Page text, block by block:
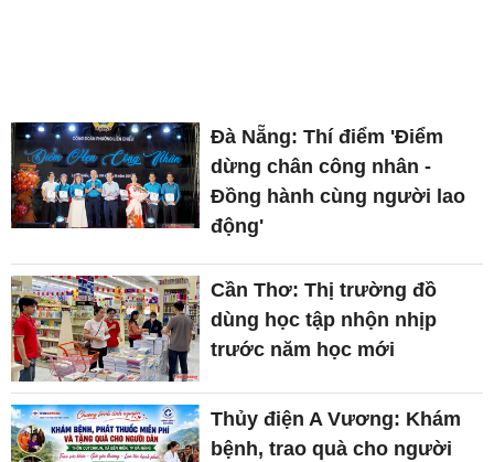
Đà Nẵng: Thí điểm 'Điểm
dừng chân công nhân -
Đồng hành cùng người lao
động'
Cần Thơ: Thị trường đồ
dùng học tập nhộn nhịp
trước năm học mới
Thủy điện A Vương: Khám
bệnh, trao quà cho người